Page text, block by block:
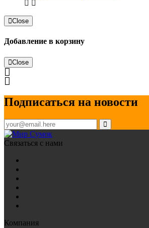
Close
Добавление в корзину
Close
Подписаться на новости
Связаться с нами
Компания